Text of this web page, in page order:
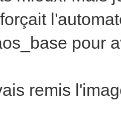
pour
remis